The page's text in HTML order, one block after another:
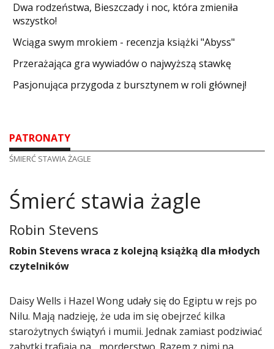
Dwa rodzeństwa, Bieszczady i noc, która zmieniła
wszystko!
Wciąga swym mrokiem - recenzja książki "Abyss"
​Przerażająca gra wywiadów o najwyższą stawkę
Pasjonująca przygoda z bursztynem w roli głównej!
PATRONATY
ŚMIERĆ STAWIA ŻAGLE
Śmierć stawia żagle
Robin Stevens
Robin Stevens wraca z kolejną książką dla młodych
czytelników
Daisy Wells i Hazel Wong udały się do Egiptu w rejs po
Nilu. Mają nadzieję, że uda im się obejrzeć kilka
starożytnych świątyń i mumii. Jednak zamiast podziwiać